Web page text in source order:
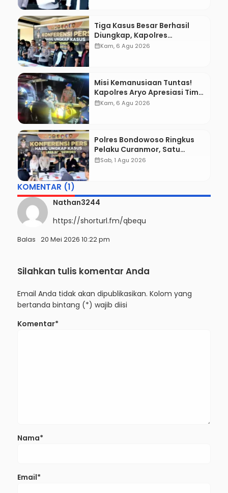
Tiga Kasus Besar Berhasil
Diungkap, Kapolres
Bondowoso Tegaskan Tak
calendar_monthKam, 6 Agu 2026
Misi Kemanusiaan Tuntas!
Kapolres Aryo Apresiasi Tim
Gabungan, Dua Jenazah
calendar_monthKam, 6 Agu 2026
Polres Bondowoso Ringkus
Pelaku Curanmor, Satu
Komplotan Masih Diburu
calendar_monthSab, 1 Agu 2026
KOMENTAR (1)
Nathan3244
https://shorturl.fm/qbequ
Balas 20 Mei 2026 10:22 pm
Silahkan tulis komentar Anda
Email Anda tidak akan dipublikasikan. Kolom yang
bertanda bintang (*) wajib diisi
Komentar*
Nama*
Email*